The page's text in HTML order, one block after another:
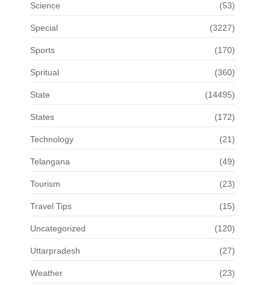
Science (53)
Special (3227)
Sports (170)
Spritual (360)
State (14495)
States (172)
Technology (21)
Telangana (49)
Tourism (23)
Travel Tips (15)
Uncategorized (120)
Uttarpradesh (27)
Weather (23)